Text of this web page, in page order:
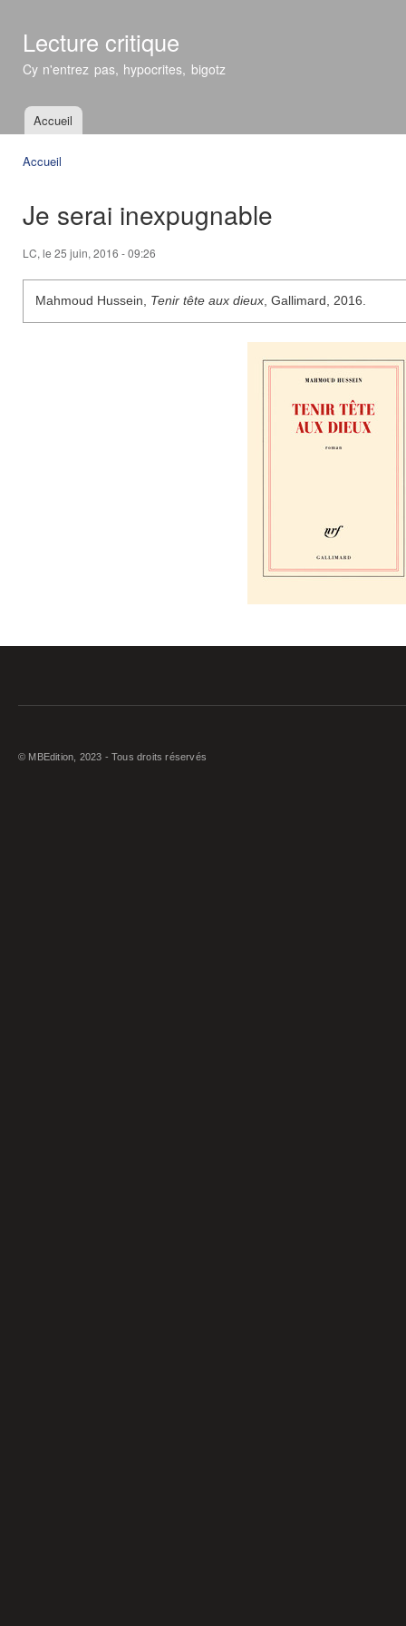
Lecture critique
Cy n'entrez pas, hypocrites, bigotz
Menu principal
Accueil
Accueil
Je serai inexpugnable
LC, le 25 juin, 2016 - 09:26
Mahmoud Hussein, Tenir tête aux dieux, Gallimard, 2016.
© MBEdition, 2023 - Tous droits réservés